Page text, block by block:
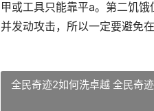
甲或工具只能靠平a。第二饥
并发动攻击，所以一定要避免
全民奇迹2如何洗卓越 全民奇